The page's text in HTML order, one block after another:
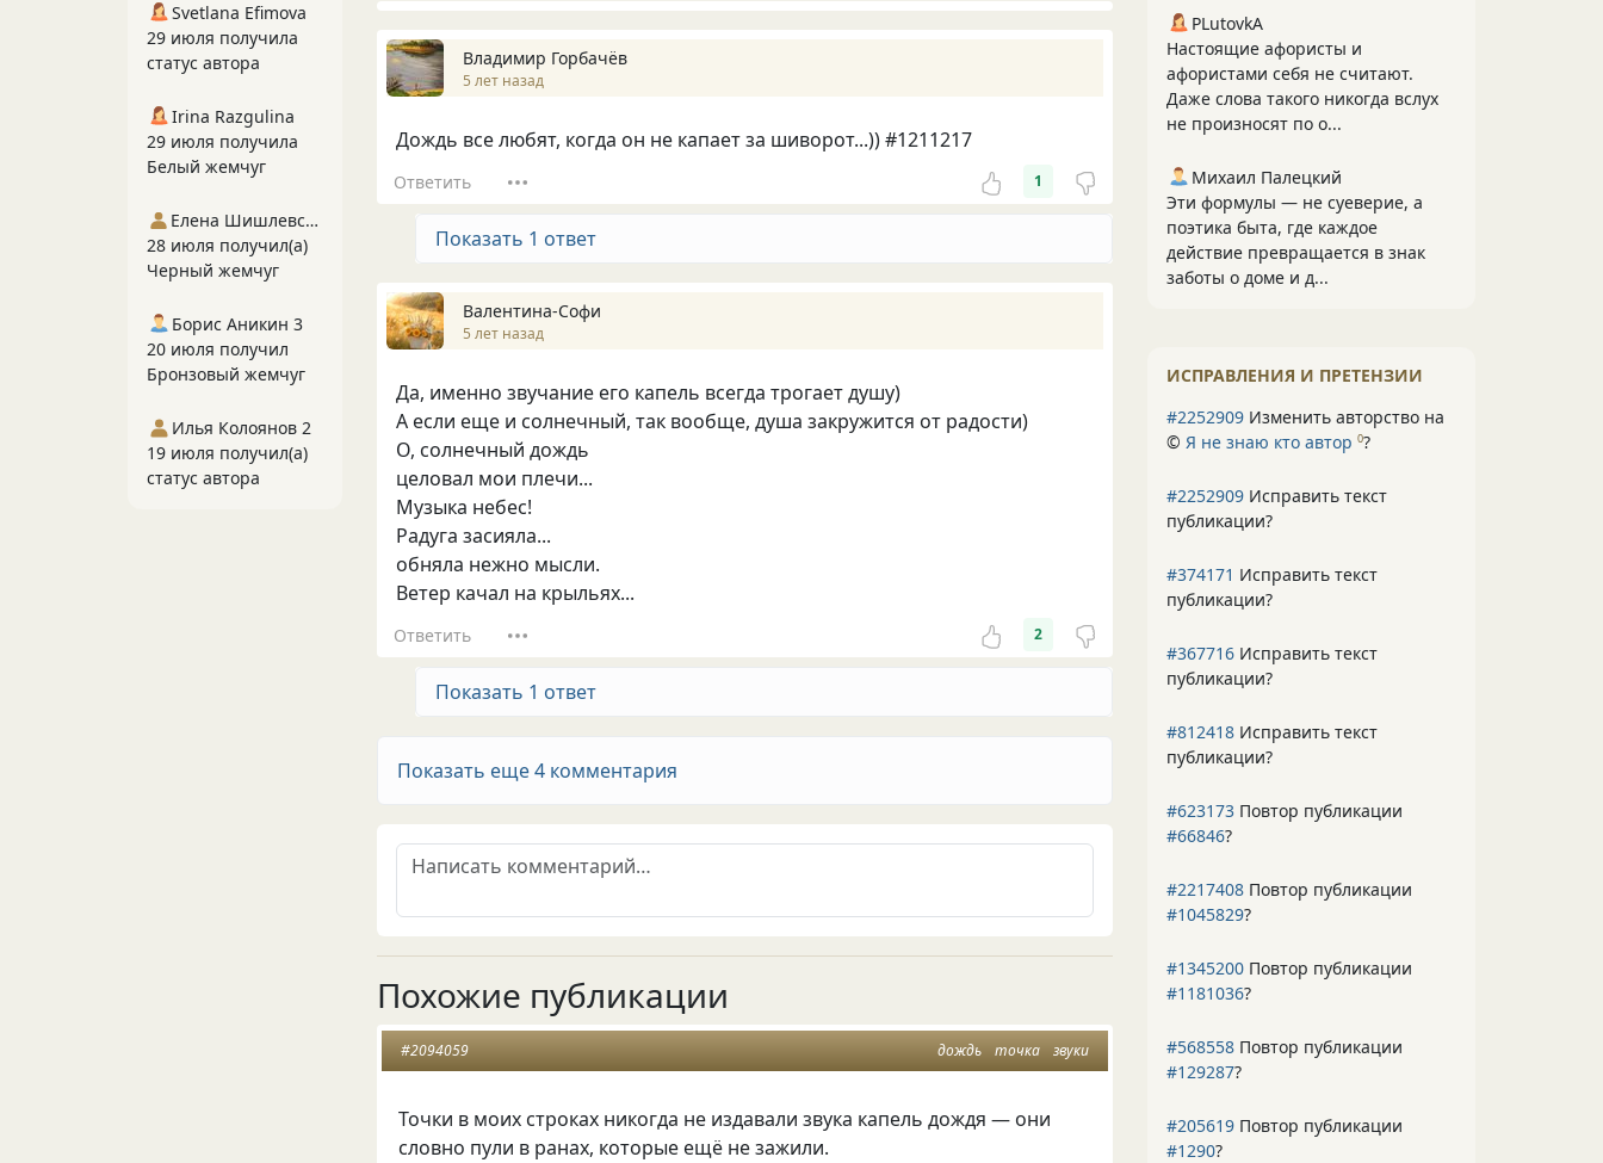
Владимир Горбачёв
5 лет назад
Дождь все любят, когда он не капает за шиворот...)) #1211217
Ответить 1
Показать 1 ответ
Валентина-Софи
5 лет назад
Да, именно звучание его капель всегда трогает душу)
А если еще и солнечный, так вообще, душа закружится от радости)
О, солнечный дождь
целовал мои плечи...
Музыка небес!
Радуга засияла...
обняла нежно мысли.
Ветер качал на крыльях...
Ответить 2
Показать 1 ответ
Показать еще 4 комментария
Похожие публикации
дождь точка звуки
#2094059
Точки в моих строках никогда не издавали звука капель дождя — они
словно пули в ранах, которые ещё не зажили.
PLutоvkА
Настоящие афористы и
афористами себя не считают.
Даже слова такого никогда вслух
не произносят по о...
Михаил Палецкий
Эти формулы — не суеверие, а
поэтика быта, где каждое
действие превращается в знак
заботы о доме и д...
ИСПРАВЛЕНИЯ И ПРЕТЕНЗИИ
#2252909 Изменить авторство на
© Я не знаю кто автор 0?
#2252909 Исправить текст
публикации?
#374171 Исправить текст
публикации?
#367716 Исправить текст
публикации?
#812418 Исправить текст
публикации?
#623173 Повтор публикации
#66846?
#2217408 Повтор публикации
#1045829?
#1345200 Повтор публикации
#1181036?
#568558 Повтор публикации
#129287?
#205619 Повтор публикации
#1290?
Svetlana Efimova
29 июля получила
статус автора
Irina Razgulina
29 июля получила
Белый жемчуг
Елена Шишлевская
28 июля получил(а)
Черный жемчуг
Борис Аникин 3
20 июля получил
Бронзовый жемчуг
Илья Колоянов 2
19 июля получил(а)
статус автора